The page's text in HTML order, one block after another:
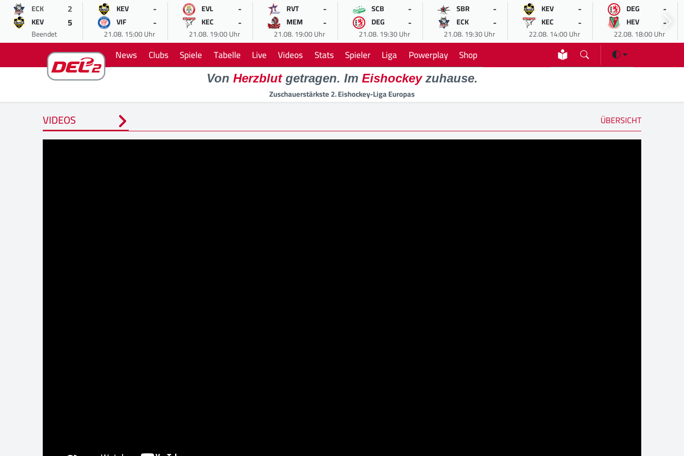
ECK 2
KEV 5
Beendet
KEV -
VIF -
21.08. 15:00 Uhr
EVL -
KEC -
21.08. 19:00 Uhr
RVT -
MEM -
21.08. 19:00 Uhr
SCB -
DEG -
21.08. 19:30 Uhr
SBR -
ECK -
21.08. 19:30 Uhr
KEV -
KEC -
22.08. 14:00 Uhr
DEG -
HEV -
22.08. 18:00 Uhr
News Clubs Spiele Tabelle Live Videos Stats Spieler Liga Powerplay Shop
Von Herzblutgetragen. Im Eishockeyzuhause.
Zuschauerstärkste 2. Eishockey-Liga Europas
VIDEOS ÜBERSICHT